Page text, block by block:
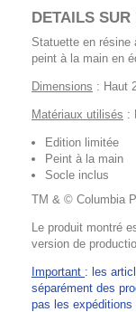
DETAILS
Statuette en résine
peint à la main en
Dimensions : Haut
Matériaux utilisés :
Edition limitée
Peint à la main
Socle inclus
TM & © Columbia
Le produit montré
version de
Important : les
séparément des
pas les expéditions